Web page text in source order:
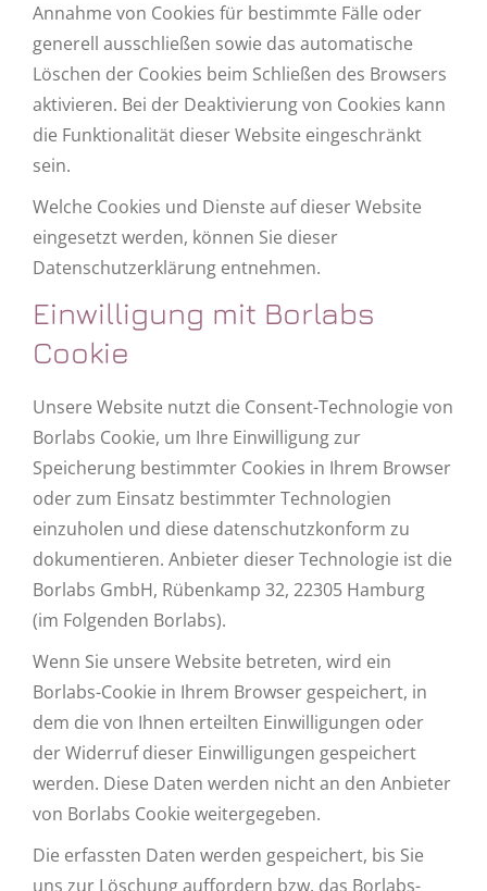
Annahme von Cookies für bestimmte Fälle oder
generell ausschließen sowie das automatische
Löschen der Cookies beim Schließen des Browsers
aktivieren. Bei der Deaktivierung von Cookies kann
die Funktionalität dieser Website eingeschränkt
sein.
Welche Cookies und Dienste auf dieser Website
eingesetzt werden, können Sie dieser
Datenschutzerklärung entnehmen.
Einwilligung mit Borlabs
Cookie
Unsere Website nutzt die Consent-Technologie von
Borlabs Cookie, um Ihre Einwilligung zur
Speicherung bestimmter Cookies in Ihrem Browser
oder zum Einsatz bestimmter Technologien
einzuholen und diese datenschutzkonform zu
dokumentieren. Anbieter dieser Technologie ist die
Borlabs GmbH, Rübenkamp 32, 22305 Hamburg
(im Folgenden Borlabs).
Wenn Sie unsere Website betreten, wird ein
Borlabs-Cookie in Ihrem Browser gespeichert, in
dem die von Ihnen erteilten Einwilligungen oder
der Widerruf dieser Einwilligungen gespeichert
werden. Diese Daten werden nicht an den Anbieter
von Borlabs Cookie weitergegeben.
Die erfassten Daten werden gespeichert, bis Sie
uns zur Löschung auffordern bzw. das Borlabs-